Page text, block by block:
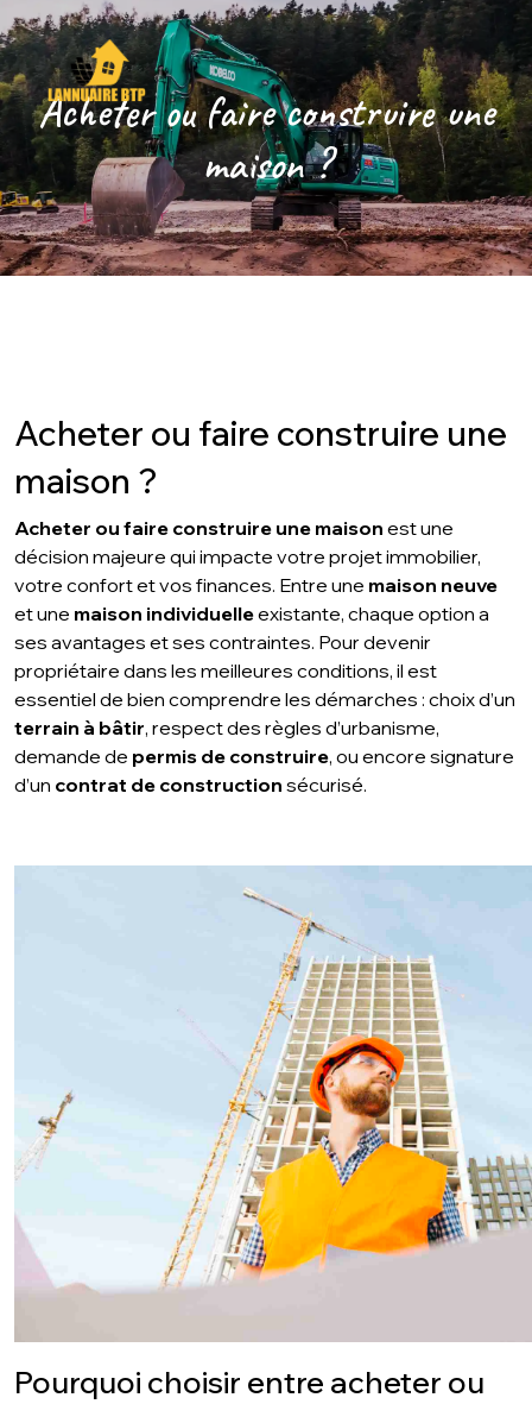
Acheter ou faire construire une
maison ?
Acheter ou faire construire une
maison ?
Acheter ou faire construire une maison est une
décision majeure qui impacte votre projet immobilier,
votre confort et vos finances. Entre une maison neuve
et une maison individuelleexistante, chaque option a
ses avantages et ses contraintes. Pour devenir
propriétaire dans les meilleures conditions, il est
essentiel de bien comprendre les démarches : choix d’un
terrain à bâtir, respect des règles d’urbanisme,
demande de permis de construire, ou encore signature
d’un contrat de construction sécurisé.
Pourquoi choisir entre acheter ou